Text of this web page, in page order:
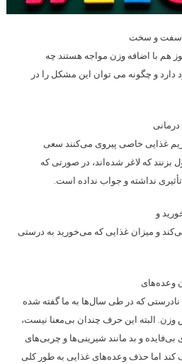
سفت و سخت
هم با اضافه وزن مواجه هستند چه
دارد و چگونه می توان این مشکل را در
غذایی خاصی پیروی می‌کنند سعی
بزنند که لاغر شده‌اند، در صورتی که
نداشته و جواب نداده است.
و
و میزان غذایی که می‌خورید به درستی
وعده‌های
که در طی سال‌ها به ما گفته شده
البته این حرف چندان بی‌معنا نیست،
و بد مانند شیرینی‌ها و چربی‌های
اما حذف وعده‌های غذایی به طور کلی